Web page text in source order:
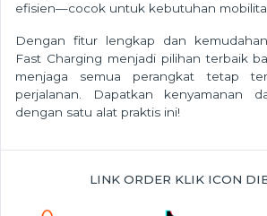
efisien—cocok untuk kebutuhan
Dengan fitur lengkap dan
Fast Charging menjadi pilihan terbaik
menjaga semua perangkat tetap
perjalanan. Dapatkan kenyamanan
dengan satu alat praktis ini!
LINK ORDER KLIK ICON